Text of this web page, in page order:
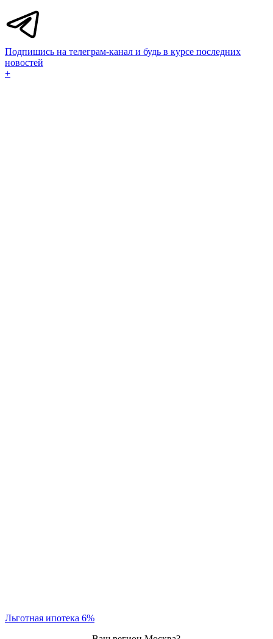
Подпишись на телеграм-канал и будь в курсе последних
новостей
+
Льготная ипотека 6%